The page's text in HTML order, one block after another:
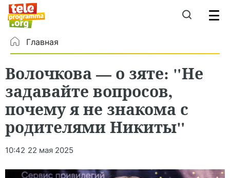
Главная
Волочкова — о зяте: "Не
задавайте вопросов,
почему я не знакома с
родителями Никиты"
10:42 22 мая 2025